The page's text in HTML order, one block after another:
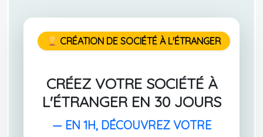
CRÉATION DE SOCIÉTÉ À L'ÉTRANGER
CRÉEZ VOTRE SOCIÉTÉ À
L'ÉTRANGER EN 30 JOURS
— EN 1H, DÉCOUVREZ VOTRE